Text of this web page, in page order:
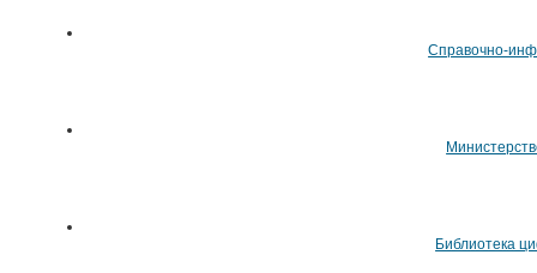
Cправочно-
Библиотека